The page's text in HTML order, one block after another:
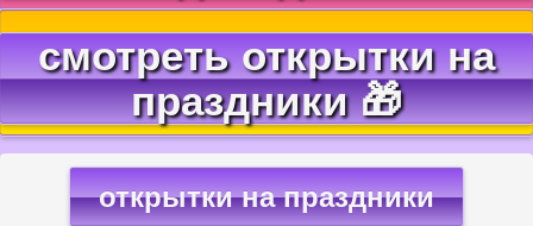
смотреть открытки на
праздники 🎁
открытки на праздники